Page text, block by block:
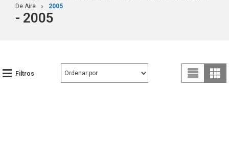
De Aire
2005
- 2005
Filtros